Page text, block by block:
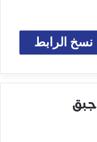
نسخ الرابط